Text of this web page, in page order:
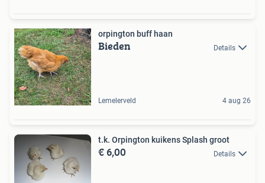
orpington buff haan
Bieden Details
Lemelerveld 4 aug 26
t.k. Orpington kuikens Splash groot
€ 6,00 Details